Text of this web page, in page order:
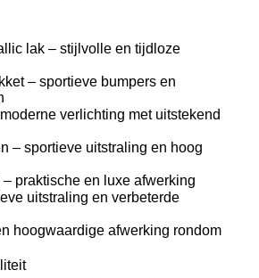
lak – stijlvolle en tijdloze
– sportieve bumpers en
verlichting met uitstekend
– sportieve uitstraling en hoog
praktische en luxe afwerking
uitstraling en verbeterde
hoogwaardige afwerking rondom